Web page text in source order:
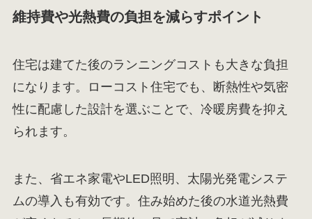
維持費や光熱費の負担を減らすポイント
住宅は建てた後のランニングコストも大きな負担
になります。ローコスト住宅でも、断熱性や気密
性に配慮した設計を選ぶことで、冷暖房費を抑え
られます。
また、省エネ家電やLED照明、太陽光発電システ
ムの導入も有効です。住み始めた後の水道光熱費